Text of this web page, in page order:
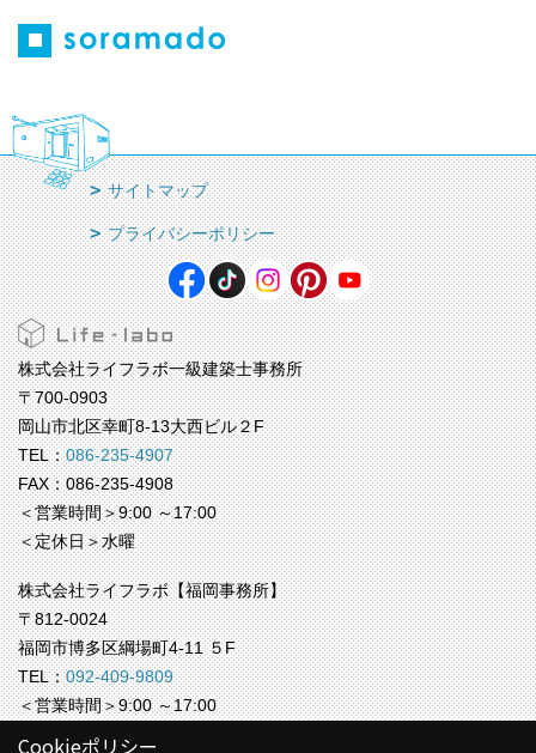
サイトマップ
プライバシーポリシー
株式会社ライフラボ一級建築士事務所
〒700-0903
岡山市北区幸町8-13大西ビル２F
TEL：086-235-4907
FAX：086-235-4908
＜営業時間＞9:00 ～17:00
＜定休日＞水曜
株式会社ライフラボ【福岡事務所】
〒812-0024
福岡市博多区綱場町4-11 ５F
TEL：092-409-9809
＜営業時間＞9:00 ～17:00
＜定休日＞水曜
Cookieポリシー